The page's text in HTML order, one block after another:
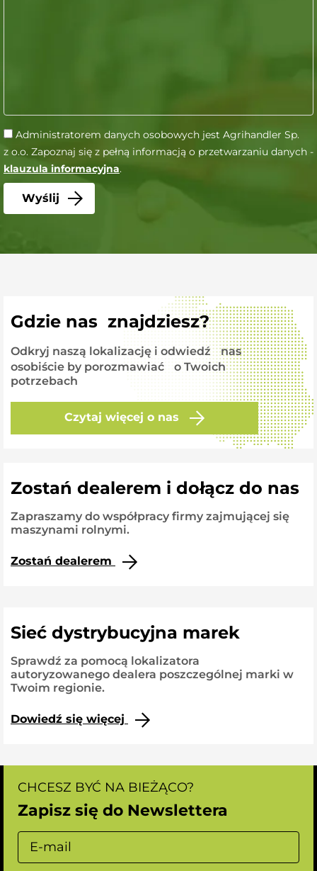
Administratorem danych osobowych jest Agrihandler Sp.
z o.o. Zapoznaj się z pełną informacją o przetwarzaniu danych -
klauzula informacyjna.
Gdzie nas znajdziesz?
Odkryj naszą lokalizację i odwiedź nas
osobiście by porozmawiać o Twoich
potrzebach
Czytaj więcej o nas
Zostań dealerem i dołącz do nas
Zapraszamy do współpracy firmy zajmującej się
maszynami rolnymi.
Zostań dealerem
Sieć dystrybucyjna marek
Sprawdź za pomocą lokalizatora
autoryzowanego dealera poszczególnej marki w
Twoim regionie.
Dowiedź się więcej
CHCESZ BYĆ NA BIEŻĄCO?
Zapisz się do Newslettera